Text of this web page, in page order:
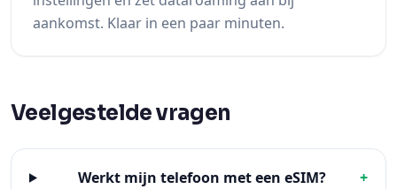
aankomst. Klaar in een paar minuten.
Veelgestelde vragen
Werkt mijn telefoon met een eSIM? +